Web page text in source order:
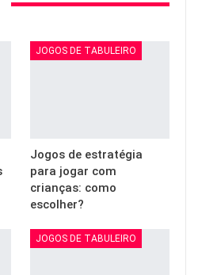
JOGOS DE TABULEIRO
Jogos de estratégia
para jogar com
crianças: como
escolher?
JOGOS DE TABULEIRO